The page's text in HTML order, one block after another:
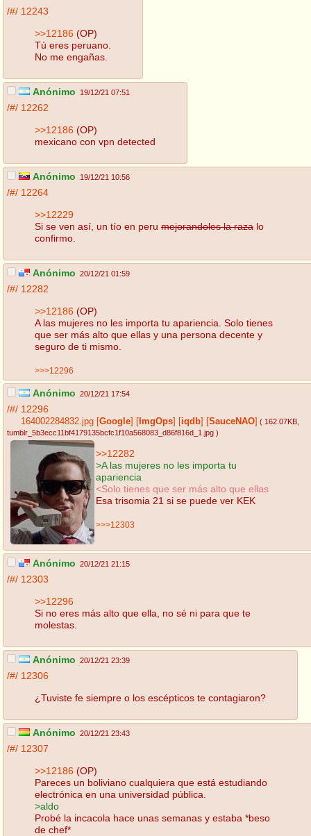
/#/ 12243
>>12186 (OP)
Tú eres peruano.
No me engañas.
Anónimo 19/12/21 07:51
/#/ 12262
>>12186 (OP)
mexicano con vpn detected
Anónimo 19/12/21 10:56
/#/ 12264
>>12229
Si se ven así, un tío en peru mejorandoles la raza lo
confirmo.
Anónimo 20/12/21 01:59
/#/ 12282
>>12186 (OP)
A las mujeres no les importa tu apariencia. Solo tienes
que ser más alto que ellas y una persona decente y
seguro de ti mismo.
>>>12296
Anónimo 20/12/21 17:54
/#/ 12296
164002284832.jpg [Google] [ ImgOps] [iqdb] [SauceNAO] ( 162.07KB
tumblr_5b3ecc11bf4179135bcfc1f10a568083_d86f816d_1.jpg )
>>12282
>A las mujeres no les importa tu
apariencia
<Solo tienes que ser más alto que ellas
Esa trisomia 21 si se puede ver KEK
>>>12303
Anónimo 20/12/21 21:15
/#/ 12303
>>12296
Si no eres más alto que ella, no sé ni para que te
molestas.
Anónimo 20/12/21 23:39
/#/ 12306
¿Tuviste fe siempre o los escépticos te contagiaron?
Anónimo 20/12/21 23:43
/#/ 12307
>>12186 (OP)
Pareces un boliviano cualquiera que está estudiando
electrónica en una universidad pública.
>aldo
Probé la incacola hace unas semanas y estaba *beso
de chef*